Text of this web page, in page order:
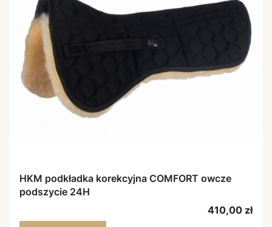
HKM podkładka korekcyjna COMFORT owcze
podszycie 24H
Cena
410,00 zł